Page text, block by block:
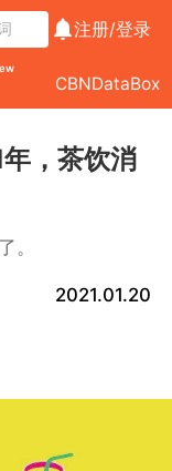
注册/登录
CBNDataBox
，茶饮消
。
2021.01.20